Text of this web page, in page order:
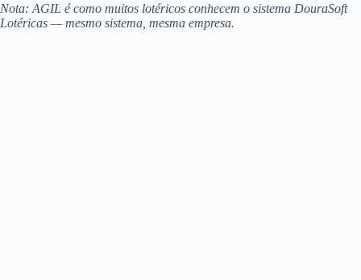
Nota: AGIL é como muitos lotéricos conhecem o sistema DouraSoft
Lotéricas — mesmo sistema, mesma empresa.